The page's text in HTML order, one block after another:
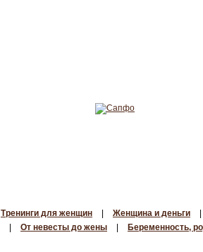
Тренинги для женщин Женщина и деньги
От невесты до жены Беременность,